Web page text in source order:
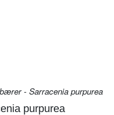
- Sarracenia purpurea
purpurea